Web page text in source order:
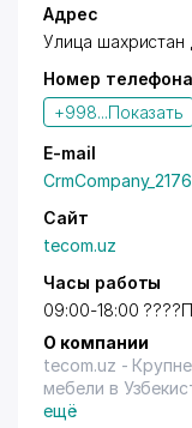
Адрес
Улица
Номер телефона
+998...Показать
E-mail
Сайт
tecom.uz
Часы работы
09:00-18:00
О компании
tecom.uz - Крупнейший производитель медицинской
мебели в
ещё